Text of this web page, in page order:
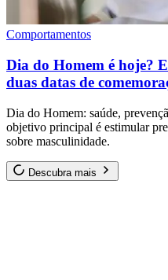
Comportamentos
Dia do Homem é hoje?
duas datas de
Dia do Homem: saúde,
objetivo principal é estimular
sobre masculinidade.
Descubra mais